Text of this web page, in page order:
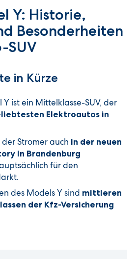
Y: Historie,
Besonderheiten
SUV
in Kürze
Y ist ein Mittelklasse-SUV, der
Elektroautos in
Stromer auch in der neuen
in Brandenburg
für den
des Models Y sind mittleren
der Kfz-Versicherung